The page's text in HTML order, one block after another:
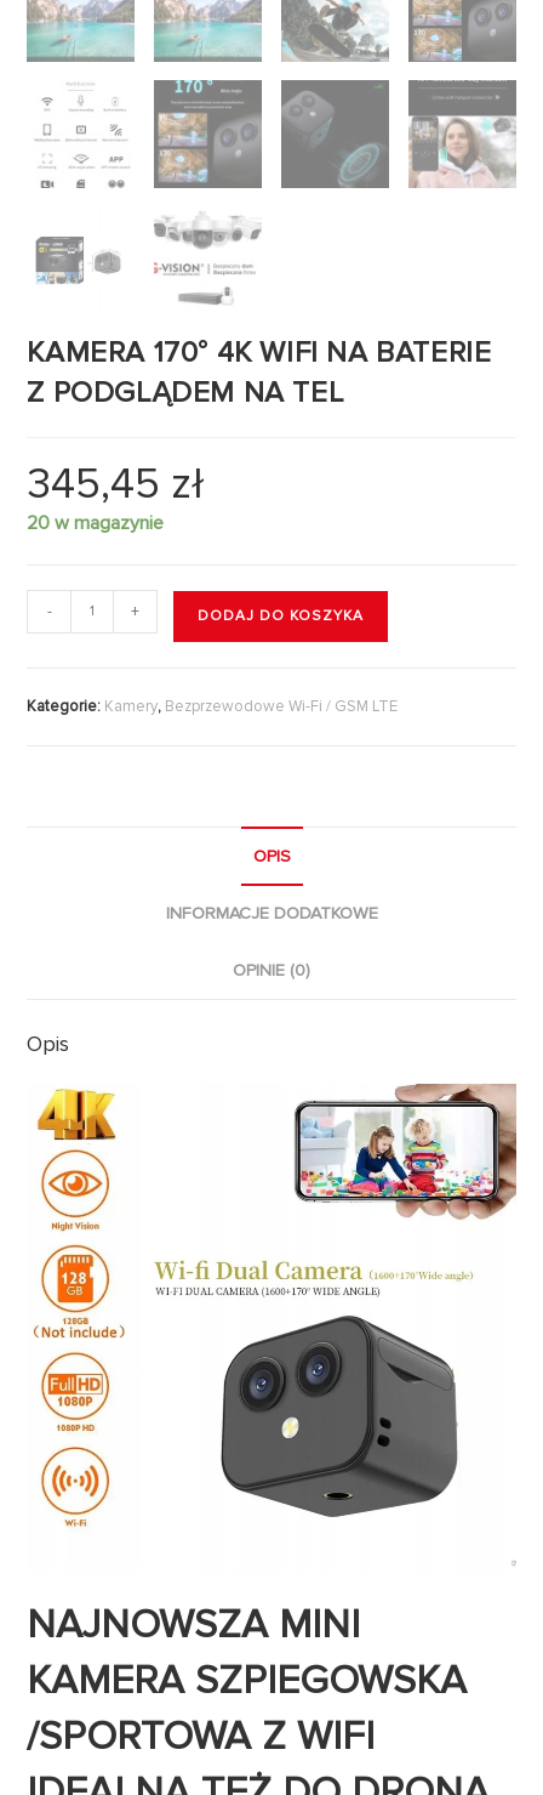
KAMERA 170° 4K WIFI NA BATERIE
Z PODGLĄDEM NA TEL
345,45 zł
20 w magazynie
- + DODAJ DO KOSZYKA
Kategorie: Kamery, Bezprzewodowe Wi-Fi / GSM LTE
OPIS
INFORMACJE DODATKOWE
OPINIE (0)
Opis
NAJNOWSZA MINI
KAMERA SZPIEGOWSKA
/SPORTOWA Z WIFI